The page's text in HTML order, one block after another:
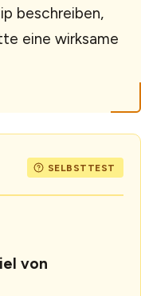
beschreiben,
eine wirksame
von